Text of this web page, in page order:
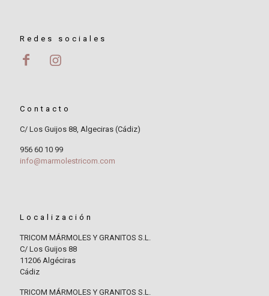
Redes sociales
Contacto
C/ Los Guijos 88, Algeciras (Cádiz)
956 60 10 99
info@marmolestricom.com
Localización
TRICOM MÁRMOLES Y GRANITOS S.L.
C/ Los Guijos 88
11206 Algéciras
Cádiz
TRICOM MÁRMOLES Y GRANITOS S.L.